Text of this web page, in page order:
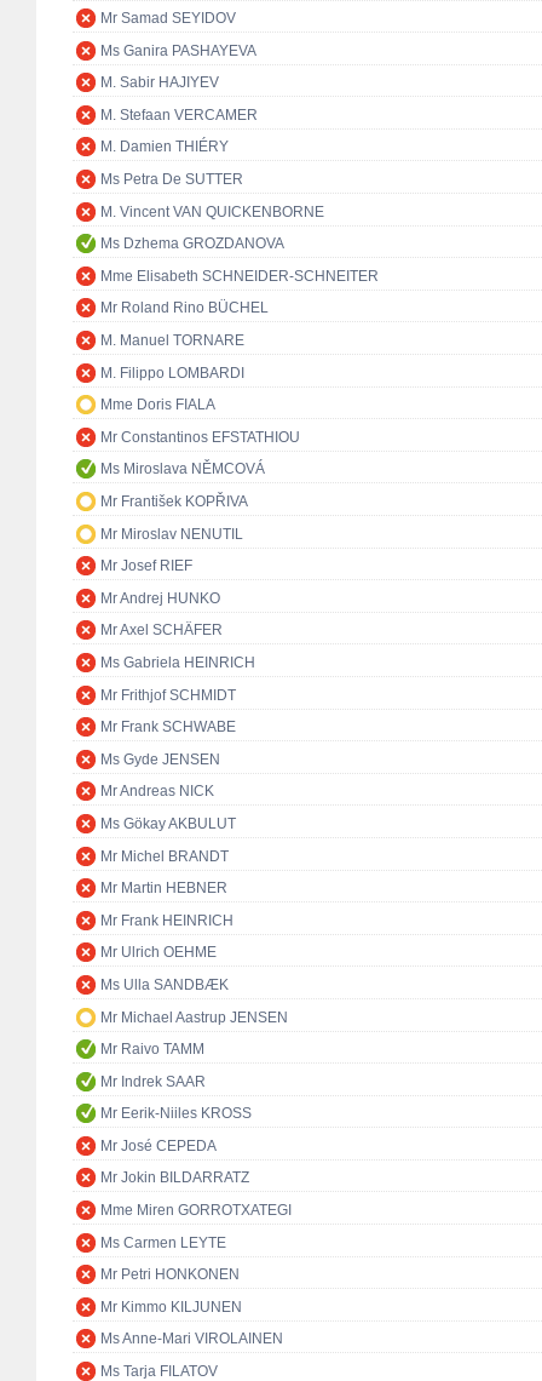
Mr Samad SEYIDOV
Ms Ganira PASHAYEVA
M. Sabir HAJIYEV
M. Stefaan VERCAMER
M. Damien THIÉRY
Ms Petra De SUTTER
M. Vincent VAN QUICKENBORNE
Ms Dzhema GROZDANOVA
Mme Elisabeth SCHNEIDER-SCHNEITER
Mr Roland Rino BÜCHEL
M. Manuel TORNARE
M. Filippo LOMBARDI
Mme Doris FIALA
Mr Constantinos EFSTATHIOU
Ms Miroslava NĚMCOVÁ
Mr František KOPŘIVA
Mr Miroslav NENUTIL
Mr Josef RIEF
Mr Andrej HUNKO
Mr Axel SCHÄFER
Ms Gabriela HEINRICH
Mr Frithjof SCHMIDT
Mr Frank SCHWABE
Ms Gyde JENSEN
Mr Andreas NICK
Ms Gökay AKBULUT
Mr Michel BRANDT
Mr Martin HEBNER
Mr Frank HEINRICH
Mr Ulrich OEHME
Ms Ulla SANDBÆK
Mr Michael Aastrup JENSEN
Mr Raivo TAMM
Mr Indrek SAAR
Mr Eerik-Niiles KROSS
Mr José CEPEDA
Mr Jokin BILDARRATZ
Mme Miren GORROTXATEGI
Ms Carmen LEYTE
Mr Petri HONKONEN
Mr Kimmo KILJUNEN
Ms Anne-Mari VIROLAINEN
Ms Tarja FILATOV